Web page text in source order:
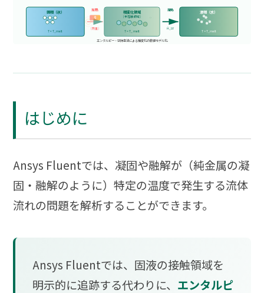
固相（氷）
T < T_melt
加熱
Q
(熱量)
相変化領域
(半溶融領域)
T = T_melt
潜熱
Ĥ_LV
液相（水）
T > T_melt
エンタルピー・空隙率法による相変化の数値モデル化
はじめに
Ansys Fluentでは、凝固や融解が（純金属の凝
固・融解のように）特定の温度で発生する流体
流れの問題を解析することができます。
Ansys Fluentでは、固液の接触領域を
明示的に追跡する代わりに、 エンタルピ